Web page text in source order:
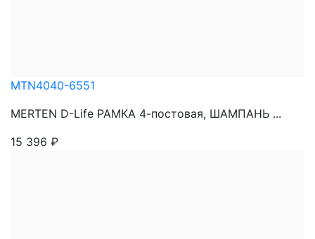
MTN4040-6551
MERTEN D-Life РАМКА 4-постовая, ШАМПАНЬ ...
15 396 ₽